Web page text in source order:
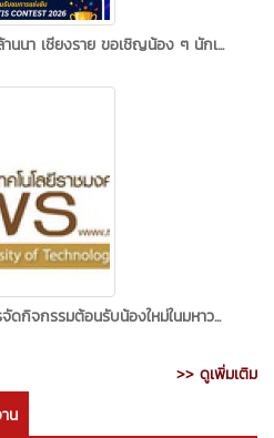
านนา เชียงราย ขอเชิญน้อง ๆ นักเ...
ดกิจกรรมต้อนรับน้องใหม่ในมหาว...
>> ดูเพิ่มเติม
น